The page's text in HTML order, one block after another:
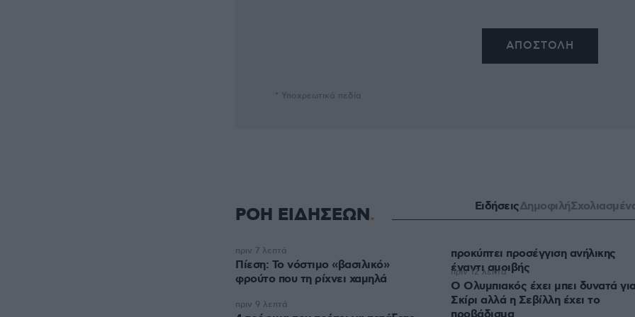
* Υποχρεωτικά πεδία
ΡΟΗ ΕΙΔΗΣΕΩΝ ΕιδήσειςΔημοφιλή
Πίεση: Το νόστιμο «βασιλικό»
φρούτο που τη ρίχνει χαμηλά
πριν 7 λεπτά
πριν 9 λεπτά
προκύπτει προσέγγιση ανήλικης
έναντι αμοιβής
Ο Ολυμπιακός έχει μπει δυνατά
Σκίρι αλλά η Σεβίλλη έχει το
πριν 12 λεπτά